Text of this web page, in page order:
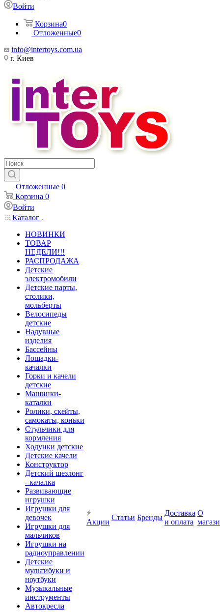
Войти
Корзина0
Отложенные0
info@intertoys.com.ua
г. Киев
Отложенные 0
Корзина 0
Войти
Каталог
НОВИНКИ
ТОВАР
НЕДЕЛИ!!!
РАСПРОДАЖА
Детские
электромобили
Детские парты,
столики,
мольберты
Велосипеды
детские
Надувные
изделия
Бассейны
Лошадки-
качалки
Горки и качели
детские
Машинки-
каталки
Ролики, скейты,
самокаты, коньки
Стульчики для
кормления
Ходунки детские
Детские качели
Конструктор
Детский шезлонг
- качалка
Развивающие
игрушки
Игрушки для
девочек
Игрушки для
мальчиков
Игрушки на
радиоуправлении
Детские
мультибуки и
ноутбуки
Музыкальные
инструменты
Автокресла
Акции
Статьи Бренды
Доставка
и оплата
О